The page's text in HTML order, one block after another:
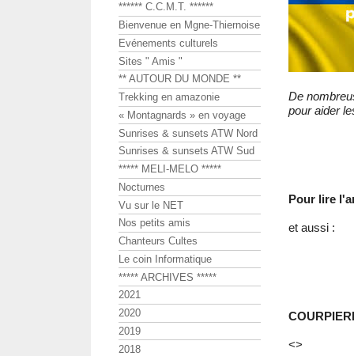
De
pour aider
Pour lire
et aussi :
<>
****** C.C.M.T. ******
Bienvenue en Mgne-Thiernoise
Evénements culturels
Sites " Amis "
** AUTOUR DU MONDE **
Trekking en amazonie
« Montagnards » en voyage
Sunrises & sunsets ATW Nord
Sunrises & sunsets ATW Sud
***** MELI-MELO *****
Nocturnes
Vu sur le NET
Nos petits amis
Chanteurs Cultes
Le coin Informatique
***** ARCHIVES *****
2021
2020
2019
2018